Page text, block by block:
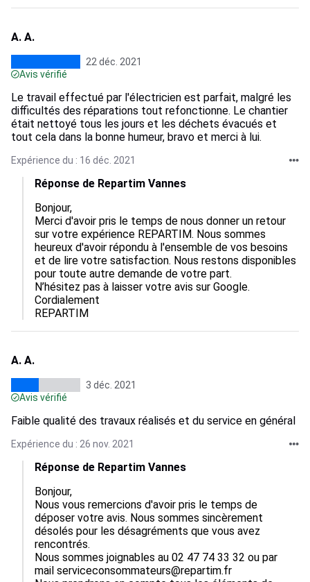
A. A.
22 déc. 2021
Avis vérifié
Le travail effectué par l'électricien est parfait, malgré les
difficultés des réparations tout refonctionne. Le chantier
était nettoyé tous les jours et les déchets évacués et
tout cela dans la bonne humeur, bravo et merci à lui.
Expérience du : 16 déc. 2021
Réponse de Repartim Vannes
Bonjour,
Merci d'avoir pris le temps de nous donner un retour
sur votre expérience REPARTIM. Nous sommes
heureux d'avoir répondu à l'ensemble de vos besoins
et de lire votre satisfaction. Nous restons disponibles
pour toute autre demande de votre part.
N’hésitez pas à laisser votre avis sur Google.
Cordialement
REPARTIM
A. A.
3 déc. 2021
Avis vérifié
Faible qualité des travaux réalisés et du service en général
Expérience du : 26 nov. 2021
Réponse de Repartim Vannes
Bonjour,
Nous vous remercions d'avoir pris le temps de
déposer votre avis. Nous sommes sincèrement
désolés pour les désagréments que vous avez
rencontrés.
Nous sommes joignables au 02 47 74 33 32 ou par
mail serviceconsommateurs@repartim.fr